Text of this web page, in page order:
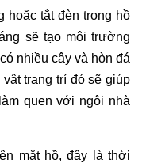
hoặc tắt đèn trong hồ
sẽ tạo môi trường
nhiều cây và hòn đá
trang trí đó sẽ giúp
quen với ngôi nhà
mặt hồ, đây là thời